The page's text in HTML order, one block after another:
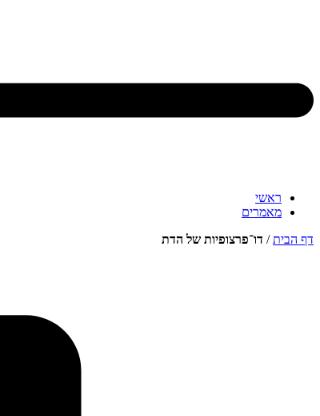
ראשי
מאמרים
דף הבית/ דו־פרצופיות של הדת